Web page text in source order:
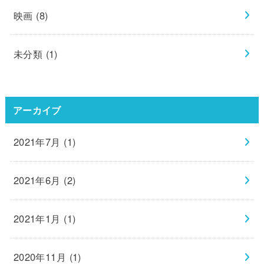
映画 (8)
未分類 (1)
アーカイブ
2021年7月 (1)
2021年6月 (2)
2021年1月 (1)
2020年11月 (1)